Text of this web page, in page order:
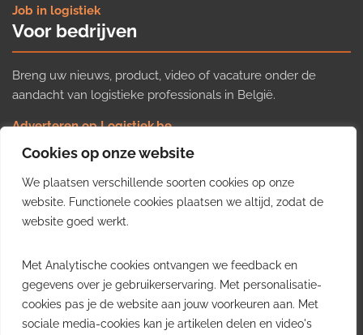
Cookies op onze website
We plaatsen verschillende soorten cookies op onze
website. Functionele cookies plaatsen we altijd, zodat de
website goed werkt.
Met Analytische cookies ontvangen we feedback en
gegevens over je gebruikerservaring. Met personalisatie-
cookies pas je de website aan jouw voorkeuren aan. Met
sociale media-cookies kan je artikelen delen en video's
Job in logistiek
Voor bedrijven
Breng uw nieuws, product, video of vacature onder de
aandacht van logistieke professionals in België.
Adverteren op Logistiek.be
Nieuws insturen
Uw video op Logistiek.TV
Job plaatsen
Gratis wekelijkse update
inzichten uit de Belgische logistieke sector in uw inbox.
Ontvang je gratis
wekelijkse update